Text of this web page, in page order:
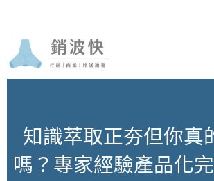
主
要
知識萃取正夯但你真
嗎？專家經驗產品化